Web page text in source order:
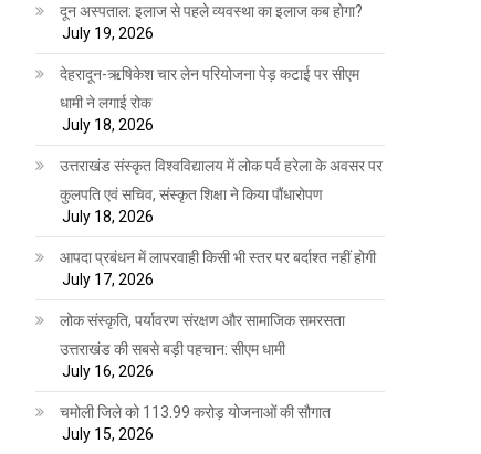
दून अस्पताल: इलाज से पहले व्यवस्था का इलाज कब होगा?
July 19, 2026
देहरादून-ऋषिकेश चार लेन परियोजना पेड़ कटाई पर सीएम
धामी ने लगाई रोक
July 18, 2026
उत्तराखंड संस्कृत विश्वविद्यालय में लोक पर्व हरेला के अवसर पर
कुलपति एवं सचिव, संस्कृत शिक्षा ने किया पौंधारोपण
July 18, 2026
आपदा प्रबंधन में लापरवाही किसी भी स्तर पर बर्दाश्त नहीं होगी
July 17, 2026
लोक संस्कृति, पर्यावरण संरक्षण और सामाजिक समरसता
उत्तराखंड की सबसे बड़ी पहचान: सीएम धामी
July 16, 2026
चमोली जिले को 113.99 करोड़ योजनाओं की सौगात
July 15, 2026